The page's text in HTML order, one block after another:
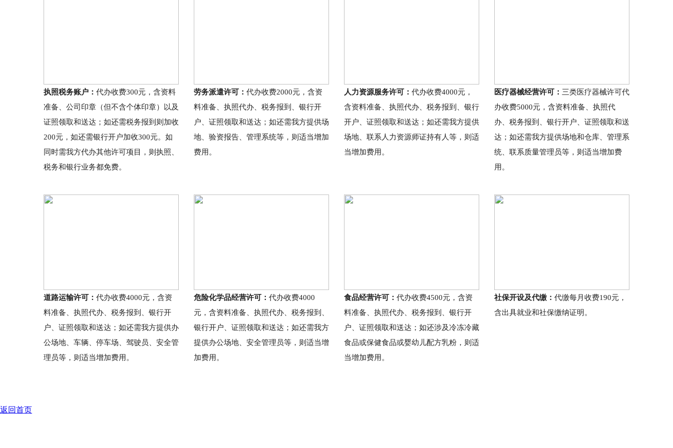
执照税务账户： 代办收费300元，含资料
准备、公司印章（但不含个体印章）以及
证照领取和送达；如还需税务报到则加收
200元，如还需银行开户加收300元。如
同时需我方代办其他许可项目，则执照、
税务和银行业务都免费。
劳务派遣许可： 代办收费2000元，含资
料准备、执照代办、税务报到、银行开
户、证照领取和送达；如还需我方提供场
地、验资报告、管理系统等，则适当增加
费用。
人力资源服务许可： 代办收费4000元，
含资料准备、执照代办、税务报到、银行
开户、证照领取和送达；如还需我方提供
场地、联系人力资源师证持有人等，则适
当增加费用。
医疗器械经营许可： 三类医疗器械许可代
办收费5000元，含资料准备、执照代
办、税务报到、银行开户、证照领取和送
达；如还需我方提供场地和仓库、管理系
统、联系质量管理员等，则适当增加费
用。
道路运输许可： 代办收费4000元，含资
料准备、执照代办、税务报到、银行开
户、证照领取和送达；如还需我方提供办
公场地、车辆、停车场、驾驶员、安全管
理员等，则适当增加费用。
危险化学品经营许可： 代办收费4000
元，含资料准备、执照代办、税务报到、
银行开户、证照领取和送达；如还需我方
提供办公场地、安全管理员等，则适当增
加费用。
食品经营许可： 代办收费4500元，含资
料准备、执照代办、税务报到、银行开
户、证照领取和送达；如还涉及冷冻冷藏
食品或保健食品或婴幼儿配方乳粉，则适
当增加费用。
社保开设及代缴： 代缴每月收费190元，
含出具就业和社保缴纳证明。
返回首页